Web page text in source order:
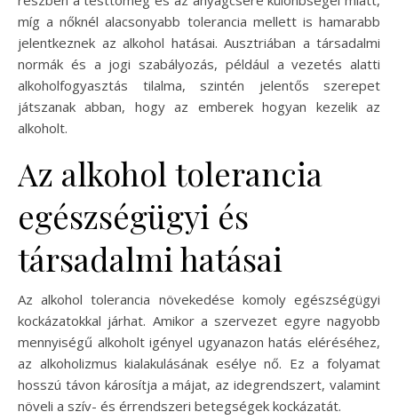
míg a nőknél alacsonyabb tolerancia mellett is hamarabb
jelentkeznek az alkohol hatásai. Ausztriában a társadalmi
normák és a jogi szabályozás, például a vezetés alatti
alkoholfogyasztás tilalma, szintén jelentős szerepet
játszanak abban, hogy az emberek hogyan kezelik az
alkoholt.
Az alkohol tolerancia
egészségügyi és
társadalmi hatásai
Az alkohol tolerancia növekedése komoly egészségügyi
kockázatokkal járhat. Amikor a szervezet egyre nagyobb
mennyiségű alkoholt igényel ugyanazon hatás eléréséhez,
az alkoholizmus kialakulásának esélye nő. Ez a folyamat
hosszú távon károsítja a májat, az idegrendszert, valamint
növeli a szív- és érrendszeri betegségek kockázatát.